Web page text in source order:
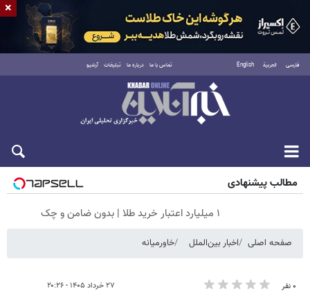
فارسی العربية English تماس با ما درباره ما تبلیغات آرشیو
جمعه ۱۶ مرداد ۱۴۰۵
مطالب پیشنهادی
۱ میلیارد اعتبار خرید طلا | بدون ضامن و چک
صفحه اصلی اخبار بین‌الملل خاورمیانه
۰ نفر ۲۷ خرداد ۱۴۰۵ - ۲۰:۲۶
×